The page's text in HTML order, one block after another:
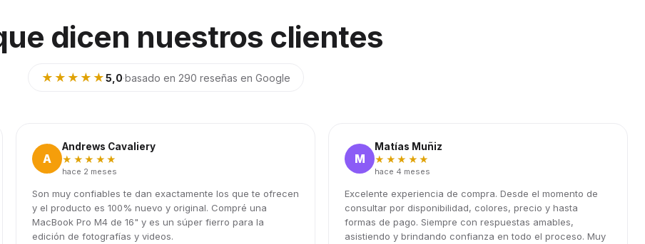
dicen nuestros clientes
★★★★★5,0·basado en 290 reseñas en Google
A
Andrews Cavaliery
★★★★★
hace 2 meses
Son muy confiables te dan exactamente los que te ofrecen
y el producto es 100% nuevo y original. Compré una
MacBook Pro M4 de 16" y es un súper fierro para la
edición de fotografías y videos.
M
Matías Muñiz
★★★★★
hace 4 meses
Excelente experiencia de compra. Desde el momento de
consultar por disponibilidad, colores, precio y hasta
formas de pago. Siempre con respuestas amables,
asistiendo y brindando confianza en todo el proceso. Muy